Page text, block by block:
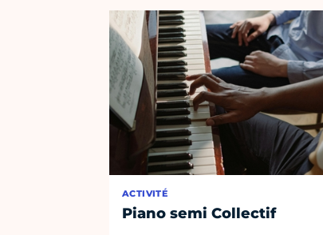
ACTIVITÉ
Piano semi Collectif